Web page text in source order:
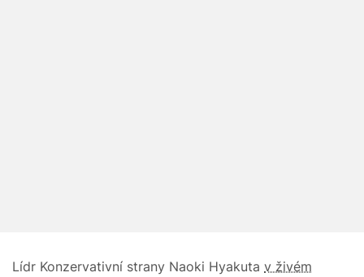
Lídr Konzervativní strany Naoki Hyakuta v živém